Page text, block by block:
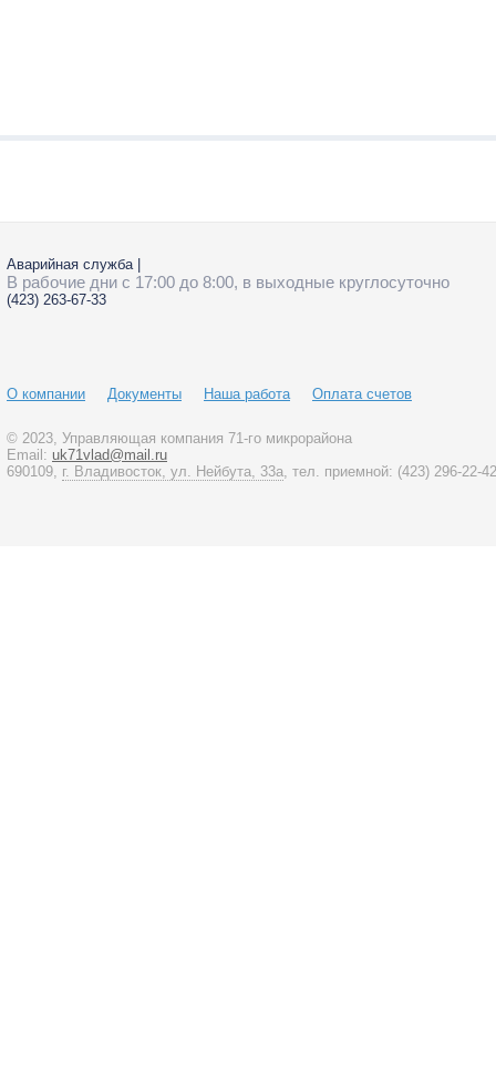
Аварийная служба |
В рабочие дни с 17:00 до 8:00, в выходные круглосуточно
(423) 263-67-33
О компании Документы Наша работа Оплата счетов
© 2023 , Управляющая компания 71-го микрорайона
Email: uk71vlad@mail.ru
690109, г. Владивосток, ул. Нейбута, 33а , тел. приемной: (423) 296-22-